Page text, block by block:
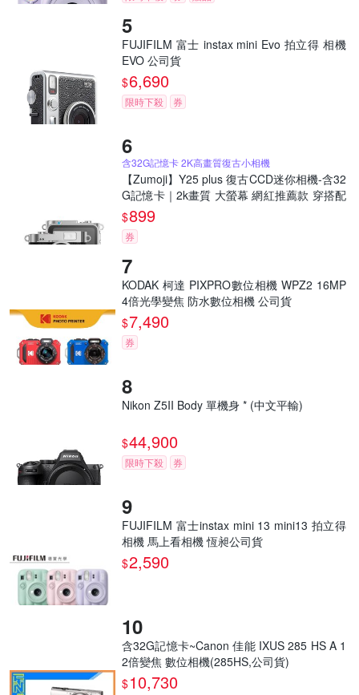
FUJIFILM 富士 instax mini Evo 拍立得 相機
EVO 公司貨
$6,690
限時下殺 券
含32G記憶卡 2K高畫質復古小相機
【Zumoji】Y25 plus 復古CCD迷你相機-含32
G記憶卡｜2k畫質 大螢幕 網紅推薦款 穿搭配
件 聖誕禮物
$899
券
KODAK 柯達 PIXPRO數位相機 WPZ2 16MP
4倍光學變焦 防水數位相機 公司貨
$7,490
券
Nikon Z5II Body 單機身 * (中文平輸)
$44,900
限時下殺 券
FUJIFILM 富士instax mini 13 mini13 拍立得
相機 馬上看相機 恆昶公司貨
$2,590
含32G記憶卡~Canon 佳能 IXUS 285 HS A 1
2倍變焦 數位相機(285HS,公司貨)
$10,730